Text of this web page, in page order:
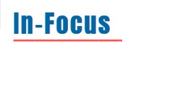
IN FOCUS 21/07/2026
Direktur AIC, Boyd Whalan:
Kemitraan Indonesia-Australia